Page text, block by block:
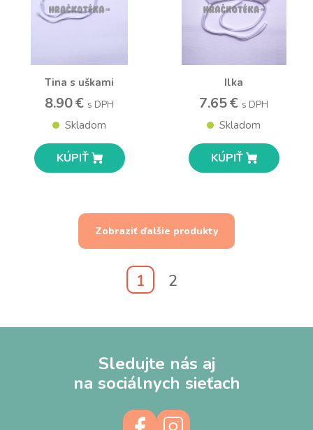
Tina s uškami
8.90 € s DPH
Skladom
KÚPIŤ
Ilka
7.65 € s DPH
Skladom
KÚPIŤ
Zobraziť ďalšie produkty
1 2
Sledujte nás aj
na sociálnych sieťach